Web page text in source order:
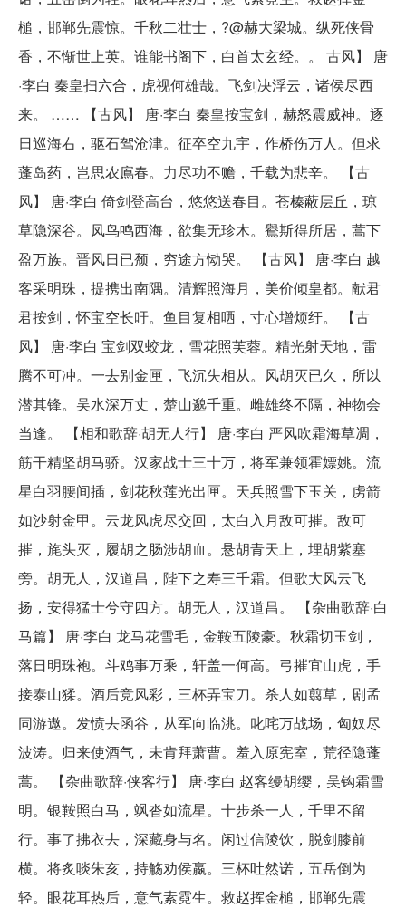
槌，邯郸先震惊。千秋二壮士，?@赫大梁城。纵死侠骨
香，不惭世上英。谁能书阁下，白首太玄经。。 古风】 唐
·李白 秦皇扫六合，虎视何雄哉。飞剑决浮云，诸侯尽西
来。 …… 【古风】 唐·李白 秦皇按宝剑，赫怒震威神。逐
日巡海右，驱石驾沧津。征卒空九宇，作桥伤万人。但求
蓬岛药，岂思农鳸春。力尽功不赡，千载为悲辛。 【古
风】 唐·李白 倚剑登高台，悠悠送春目。苍榛蔽层丘，琼
草隐深谷。凤鸟鸣西海，欲集无珍木。鸒斯得所居，蒿下
盈万族。晋风日已颓，穷途方恸哭。 【古风】 唐·李白 越
客采明珠，提携出南隅。清辉照海月，美价倾皇都。献君
君按剑，怀宝空长吁。鱼目复相哂，寸心增烦纡。 【古
风】 唐·李白 宝剑双蛟龙，雪花照芙蓉。精光射天地，雷
腾不可冲。一去别金匣，飞沉失相从。风胡灭已久，所以
潜其锋。吴水深万丈，楚山邈千重。雌雄终不隔，神物会
当逢。 【相和歌辞·胡无人行】 唐·李白 严风吹霜海草凋，
筋干精坚胡马骄。汉家战士三十万，将军兼领霍嫖姚。流
星白羽腰间插，剑花秋莲光出匣。天兵照雪下玉关，虏箭
如沙射金甲。云龙风虎尽交回，太白入月敌可摧。敌可
摧，旄头灭，履胡之肠涉胡血。悬胡青天上，埋胡紫塞
旁。胡无人，汉道昌，陛下之寿三千霜。但歌大风云飞
扬，安得猛士兮守四方。胡无人，汉道昌。 【杂曲歌辞·白
马篇】 唐·李白 龙马花雪毛，金鞍五陵豪。秋霜切玉剑，
落日明珠袍。斗鸡事万乘，轩盖一何高。弓摧宜山虎，手
接泰山猱。酒后竞风彩，三杯弄宝刀。杀人如翦草，剧孟
同游遨。发愤去函谷，从军向临洮。叱咤万战场，匈奴尽
波涛。归来使酒气，未肯拜萧曹。羞入原宪室，荒径隐蓬
蒿。 【杂曲歌辞·侠客行】 唐·李白 赵客缦胡缨，吴钩霜雪
明。银鞍照白马，飒沓如流星。十步杀一人，千里不留
行。事了拂衣去，深藏身与名。闲过信陵饮，脱剑膝前
横。将炙啖朱亥，持觞劝侯嬴。三杯吐然诺，五岳倒为
轻。眼花耳热后，意气素霓生。救赵挥金槌，邯郸先震